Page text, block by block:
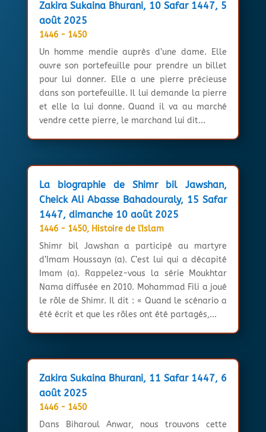
Zakira Sukaina Bhurani, 10 Safar 1447, 5
août 2025
1446 - 1450
Un homme mendie auprès d’une dame. Elle
ouvre son portefeuille pour prendre un billet
pour lui donner. Elle a une pierre précieuse
dans son portefeuille. Il lui demande la pierre
et elle la lui donne. Quand il va au marché
vendre cette pierre, le marchand lui dit...
La biographie de Shimr bil Jawshan,
Cheick Ali Abasse Bahadouraly, 15 Safar
1447, dimanche 10 août 2025
1446 - 1450, Histoire de l'Islam
Shimr bil Jawshan a participé au martyre
d’Imam Houssayn (a). C’est lui qui a décapité
Imam (a). Rappelez-vous la série Moukhtar
Nama diffusée en 2010. Mohammad Fili a joué
le rôle de Shimr. Il dit : « Quand le scénario a
été écrit et que les rôles ont été partagés,...
Zakira Sukaina Bhurani, 11 Safar 1447, 6
août 2025
1446 - 1450
Dans Biharoul Anwar, nous trouvons cette